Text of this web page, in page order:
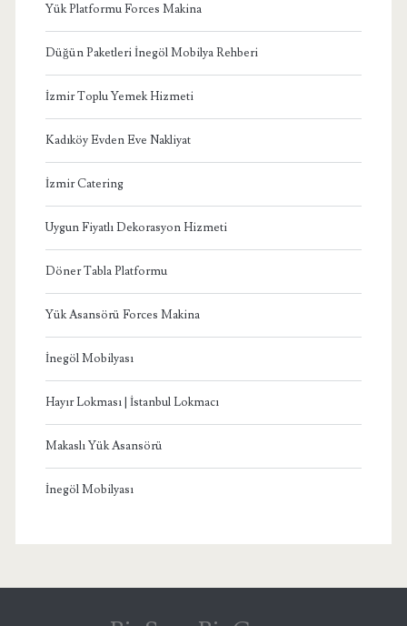
Yük Platformu Forces Makina
Düğün Paketleri İnegöl Mobilya Rehberi
İzmir Toplu Yemek Hizmeti
Kadıköy Evden Eve Nakliyat
İzmir Catering
Uygun Fiyatlı Dekorasyon Hizmeti
Döner Tabla Platformu
Yük Asansörü Forces Makina
İnegöl Mobilyası
Hayır Lokması | İstanbul Lokmacı
Makaslı Yük Asansörü
İnegöl Mobilyası